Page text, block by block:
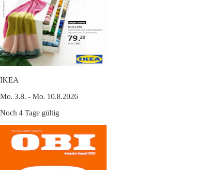
IKEA
Mo. 3.8. - Mo. 10.8.2026
Noch 4 Tage gültig